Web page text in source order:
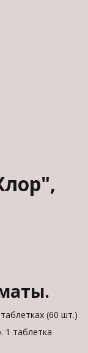
(60 шт.)
1 таблетка